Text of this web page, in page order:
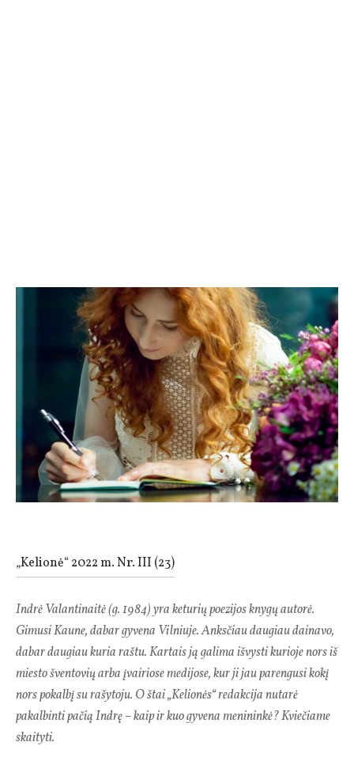
„Kelionė“ 2022 m. Nr. III (23)
Indrė Valantinaitė (g. 1984) yra keturių poezijos knygų autorė.
Gimusi Kaune, dabar gyvena Vilniuje. Anksčiau daugiau dainavo,
dabar daugiau kuria raštu. Kartais ją galima išvysti kurioje nors iš
miesto šventovių arba įvairiose medijose, kur ji jau parengusi kokį
nors pokalbį su rašytoju. O štai „Kelionės“ redakcija nutarė
pakalbinti pačią Indrę – kaip ir kuo gyvena menininkė? Kviečiame
skaityti.